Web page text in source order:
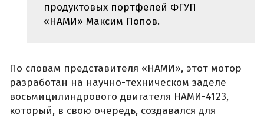
продуктовых портфелей ФГУП
«НАМИ» Максим Попов.
По словам представителя «НАМИ», этот мотор
разработан на научно-техническом заделе
восьмицилиндрового двигателя НАМИ-4123,
который, в свою очередь, создавался для